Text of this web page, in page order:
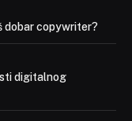
dobar copywriter?
digitalnog